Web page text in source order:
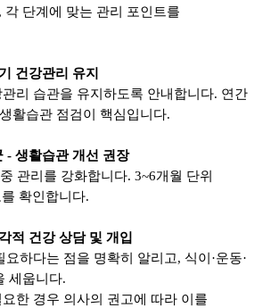
각 단계에 맞는 관리 포인트를
건강관리 유지
리 습관을 유지하도록 안내합니다. 연간
활습관 점검이 핵심입니다.
- 생활습관 개선 권장
관리를 강화합니다. 3~6개월 단위
확인합니다.
적 건강 상담 및 개입
요하다는 점을 명확히 알리고, 식이·운동·
세웁니다.
한 경우 의사의 권고에 따라 이를